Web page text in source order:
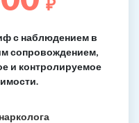
с наблюдением в
сопровождением,
и контролируемое